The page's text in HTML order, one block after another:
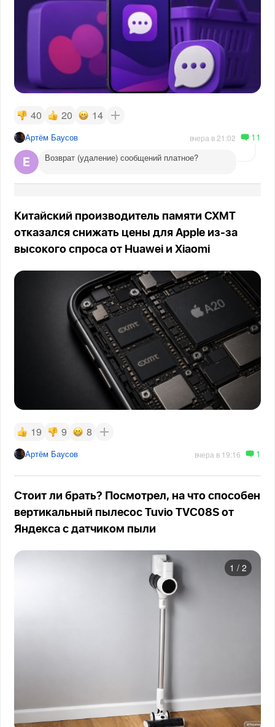
40 20 14
Артём Баусов вчера в 21:02 11
Возврат (удаление) сообщений платное?
Китайский производитель памяти CXMT
отказался снижать цены для Apple из-за
высокого спроса от Huawei и Xiaomi
19 9 8
Артём Баусов вчера в 19:16 1
Стоит ли брать? Посмотрел, на что способен
вертикальный пылесос Tuvio TVC08S от
Яндекса с датчиком пыли
1 / 2